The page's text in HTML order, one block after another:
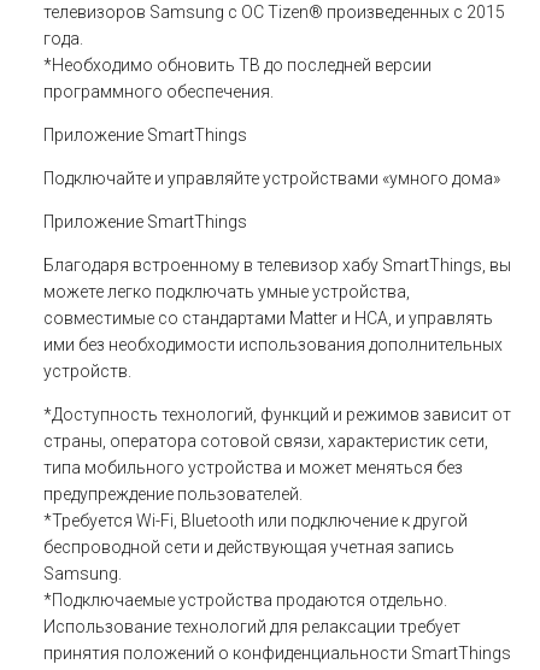
телевизоров Samsung с ОС Tizen® произведенных с 2015
года.
*Необходимо обновить ТВ до последней версии
программного обеспечения.
Приложение SmartThings
Подключайте и управляйте устройствами «умного дома»
Приложение SmartThings
Благодаря встроенному в телевизор хабу SmartThings, вы
можете легко подключать умные устройства,
совместимые со стандартами Matter и HCA, и управлять
ими без необходимости использования дополнительных
устройств.
*Доступность технологий, функций и режимов зависит от
страны, оператора сотовой связи, характеристик сети,
типа мобильного устройства и может меняться без
предупреждение пользователей.
*Требуется Wi-Fi, Bluetooth или подключение к другой
беспроводной сети и действующая учетная запись
Samsung.
*Подключаемые устройства продаются отдельно.
Использование технологий для релаксации требует
принятия положений о конфиденциальности SmartThings